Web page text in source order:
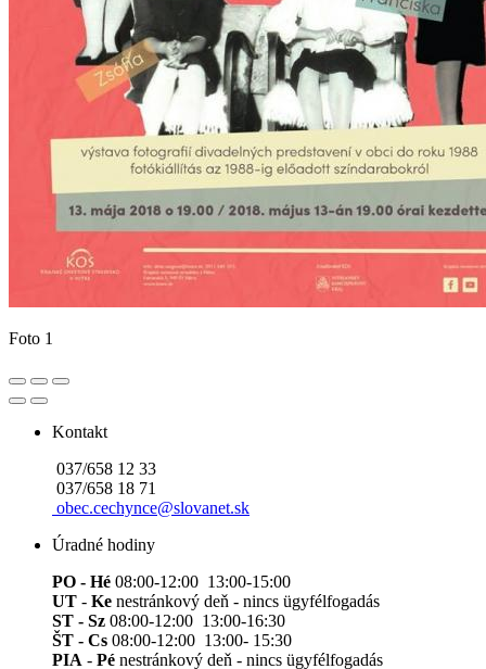
Foto 1
Kontakt
037/658 12 33
037/658 18 71
obec.cechynce@slovanet.sk
Úradné hodiny
PO - Hé 08:00-12:00 13:00-15:00
UT - Ke nestránkový deň - nincs ügyfélfogadás
ST - Sz 08:00-12:00 13:00-16:30
ŠT - Cs 08:00-12:00 13:00- 15:30
PIA - Pé nestránkový deň - nincs ügyfélfogadás